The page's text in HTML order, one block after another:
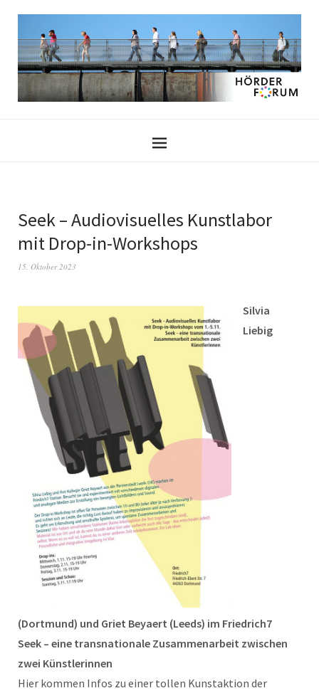
Seek – Audiovisuelles Kunstlabor
mit Drop-in-Workshops
15. Oktober 2023
Silvia
Liebig
(Dortmund) und Griet Beyaert (Leeds) im Friedrich7
Seek – eine transnationale Zusammenarbeit zwischen
zwei Künstlerinnen
Hier kommen Infos zu einer tollen Kunstaktion der